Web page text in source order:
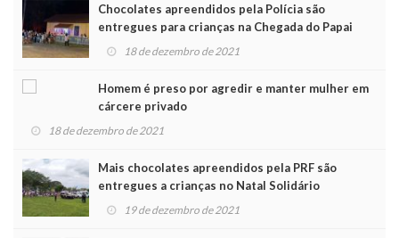
Chocolates apreendidos pela Polícia são
entregues para crianças na Chegada do Papai
Noel
18 de dezembro de 2021
Homem é preso por agredir e manter mulher em
cárcere privado
18 de dezembro de 2021
Mais chocolates apreendidos pela PRF são
entregues a crianças no Natal Solidário
19 de dezembro de 2021